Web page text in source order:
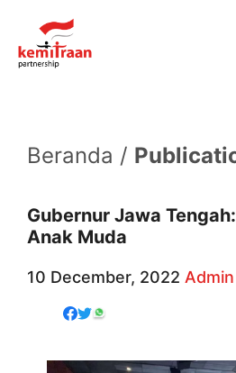
Beranda /
Gubernur Jawa
Anak Muda
10 December, 2022 Admin